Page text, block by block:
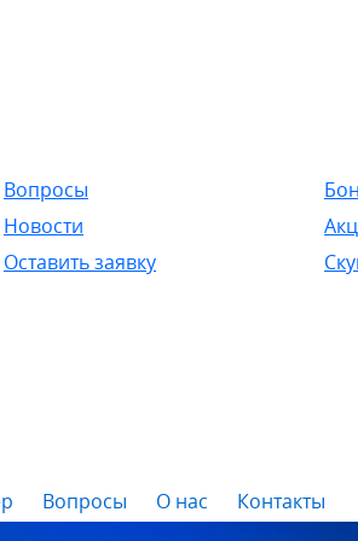
Вопросы
Новости
Оставить заявку
Вопросы О нас Контакты